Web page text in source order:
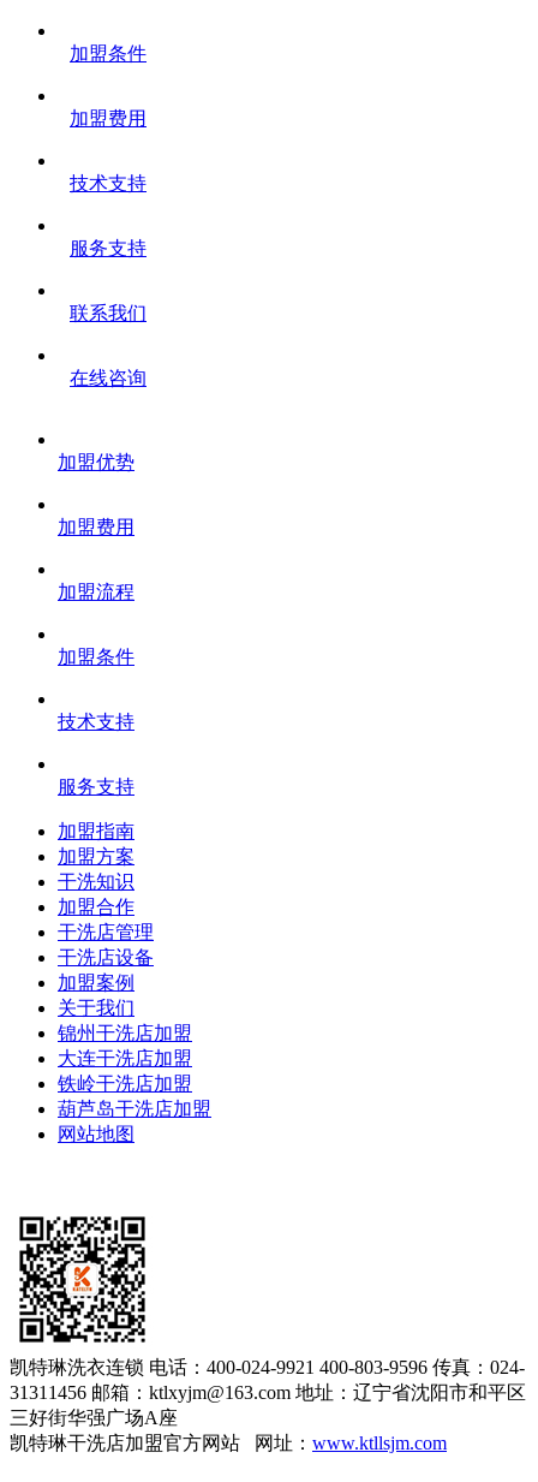
加盟条件
加盟费用
技术支持
服务支持
联系我们
在线咨询
加盟优势
加盟费用
加盟流程
加盟条件
技术支持
服务支持
加盟指南
加盟方案
干洗知识
加盟合作
干洗店管理
干洗店设备
加盟案例
关于我们
锦州干洗店加盟
大连干洗店加盟
铁岭干洗店加盟
葫芦岛干洗店加盟
网站地图
凯特琳洗衣连锁 电话：400-024-9921 400-803-9596 传真：024-
31311456 邮箱：ktlxyjm@163.com 地址：辽宁省沈阳市和平区
三好街华强广场A座
凯特琳干洗店加盟官方网站 网址： www.ktllsjm.com